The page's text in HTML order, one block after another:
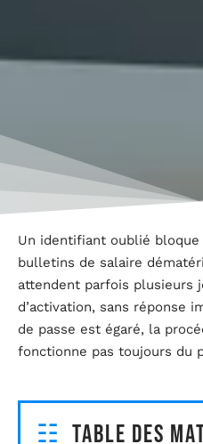
Un identifiant oublié bloque
bulletins de salaire
attendent parfois plusieurs
d’activation, sans réponse
de passe est égaré, la
fonctionne pas toujours du
Table des